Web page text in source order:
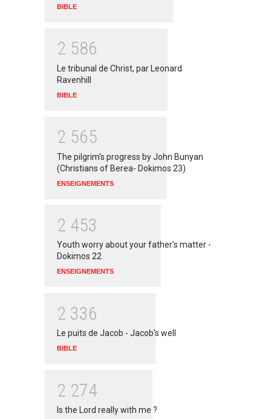
BIBLE
2 586
Le tribunal de Christ, par Leonard
Ravenhill
BIBLE
2 565
The pilgrim's progress by John Bunyan
(Christians of Berea- Dokimos 23)
ENSEIGNEMENTS
2 453
Youth worry about your father's matter -
Dokimos 22
ENSEIGNEMENTS
2 336
Le puits de Jacob - Jacob's well
BIBLE
2 274
Is the Lord really with me ?